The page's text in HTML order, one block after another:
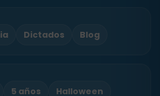
Dictados Blog
5 años
Halloween